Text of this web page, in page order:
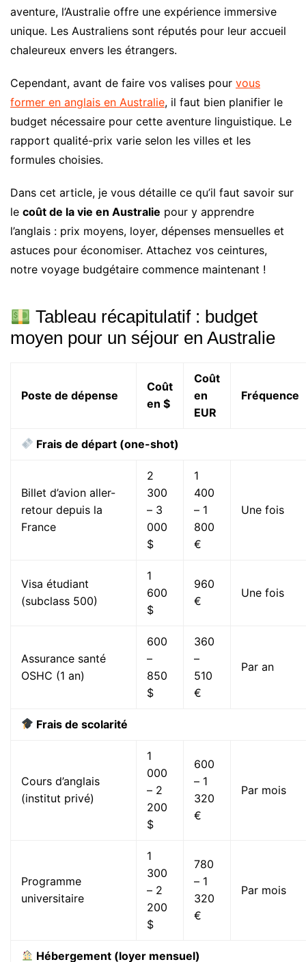
aventure, l’Australie offre une expérience immersive
unique. Les Australiens sont réputés pour leur accueil
chaleureux envers les étrangers.
Cependant, avant de faire vos valises pour vous
former en anglais en Australie, il faut bien planifier le
budget nécessaire pour cette aventure linguistique. Le
rapport qualité-prix varie selon les villes et les
formules choisies.
Dans cet article, je vous détaille ce qu’il faut savoir sur
le coût de la vie en Australie pour y apprendre
l’anglais : prix moyens, loyer, dépenses mensuelles et
astuces pour économiser. Attachez vos ceintures,
notre voyage budgétaire commence maintenant !
Tableau récapitulatif : budget
moyen pour un séjour en Australie
Poste de dépense
Coût
en $
Coût
en
EUR
Fréquence
Frais de départ (one-shot)
Billet d’avion aller-
retour depuis la
France
2
300
– 3
000
$
1
400
– 1
800
€
Une fois
Visa étudiant
(subclass 500)
1
600
$
960
€
Une fois
Assurance santé
OSHC (1 an)
600
–
850
$
360
–
510
€
Par an
Frais de scolarité
Cours d’anglais
(institut privé)
1
000
– 2
200
$
600
– 1
320
€
Par mois
Programme
universitaire
1
300
– 2
200
$
780
– 1
320
€
Par mois
Hébergement (loyer mensuel)